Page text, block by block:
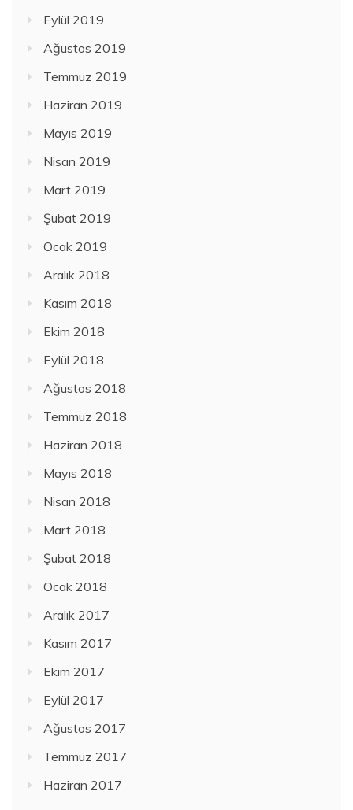
Eylül 2019
Ağustos 2019
Temmuz 2019
Haziran 2019
Mayıs 2019
Nisan 2019
Mart 2019
Şubat 2019
Ocak 2019
Aralık 2018
Kasım 2018
Ekim 2018
Eylül 2018
Ağustos 2018
Temmuz 2018
Haziran 2018
Mayıs 2018
Nisan 2018
Mart 2018
Şubat 2018
Ocak 2018
Aralık 2017
Kasım 2017
Ekim 2017
Eylül 2017
Ağustos 2017
Temmuz 2017
Haziran 2017